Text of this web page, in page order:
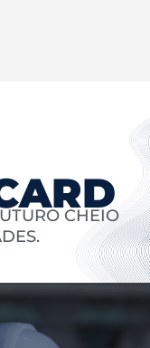
CHEIO